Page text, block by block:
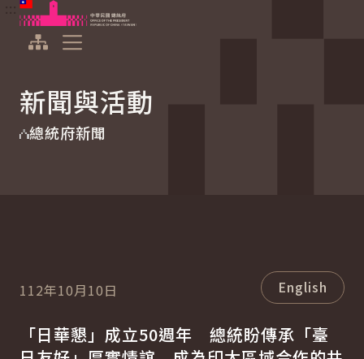
跳到主要內容
中華民國總統府
新聞與活動
總統府新聞
112年10月10日 English
「日華懇」成立50週年 總統盼傳承「臺